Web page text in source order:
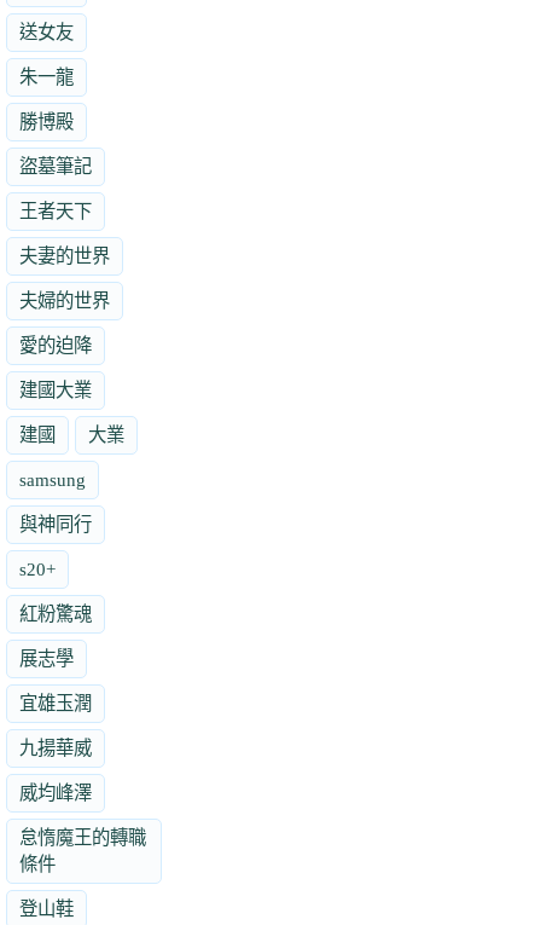
送女友
朱一龍
勝博殿
盜墓筆記
王者天下
夫妻的世界
夫婦的世界
愛的迫降
建國大業
建國 大業
samsung
與神同行
s20+
紅粉驚魂
展志學
宜雄玉潤
九揚華威
威均峰澤
怠惰魔王的轉職
條件
登山鞋